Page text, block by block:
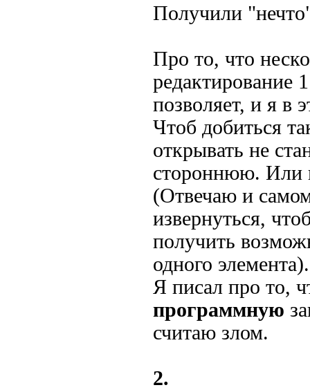
Получили
Про то, что
редактирование
позволяет, и я в
Чтоб добиться
открывать не
стороннюю. Или
(Отвечаю и
извернуться,
получить
одного элемента).
Я писал про то,
программную
считаю злом.
2.